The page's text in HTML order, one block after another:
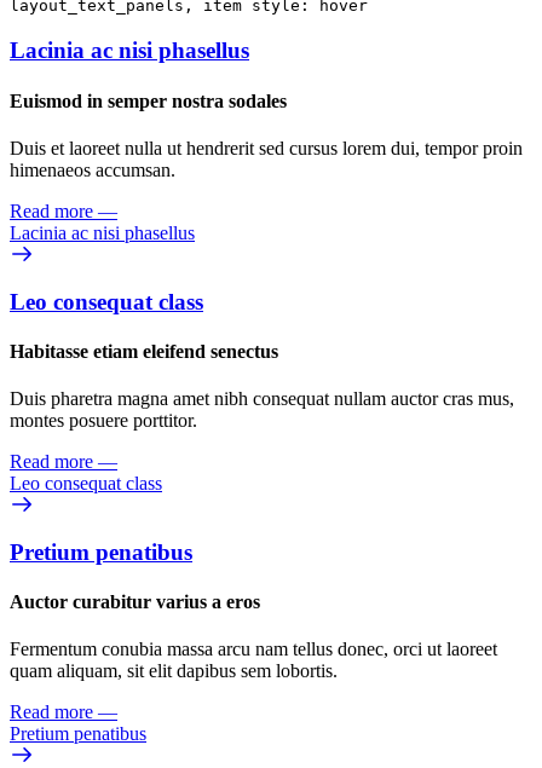
layout_text_panels, item style: hover
Lacinia ac nisi phasellus
Euismod in semper nostra sodales
Duis et laoreet nulla ut hendrerit sed cursus lorem dui, tempor proin
himenaeos accumsan.
Read more —
Lacinia ac nisi phasellus
Leo consequat class
Habitasse etiam eleifend senectus
Duis pharetra magna amet nibh consequat nullam auctor cras mus,
montes posuere porttitor.
Read more —
Leo consequat class
Pretium penatibus
Auctor curabitur varius a eros
Fermentum conubia massa arcu nam tellus donec, orci ut laoreet
quam aliquam, sit elit dapibus sem lobortis.
Read more —
Pretium penatibus